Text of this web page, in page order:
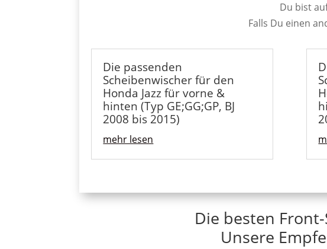
Du bist
Falls Du einen
Die passenden
Scheibenwischer für den
Honda Jazz für vorne &
hinten (Typ GE;GG;GP, BJ
2008 bis 2015)
mehr lesen
Die besten
Unsere